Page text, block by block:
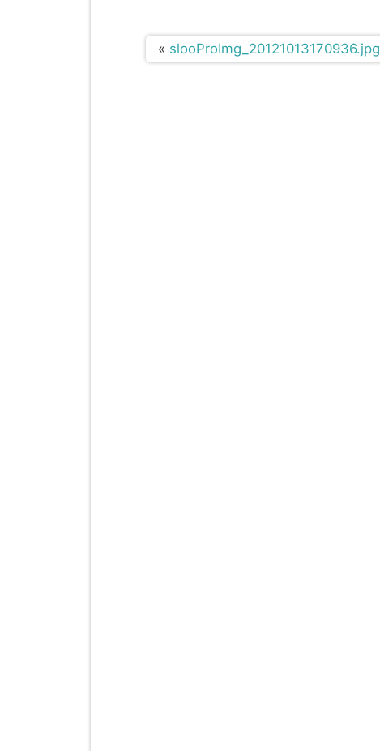
« slooProImg_20121013170936.jpg